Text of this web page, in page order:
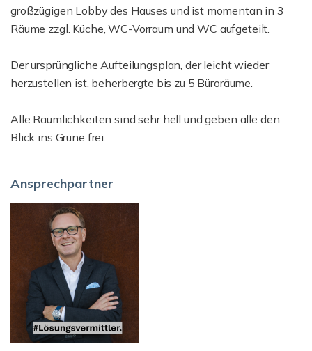
großzügigen Lobby des Hauses und ist momentan in 3
Räume zzgl. Küche, WC-Vorraum und WC aufgeteilt.
Der ursprüngliche Aufteilungsplan, der leicht wieder
herzustellen ist, beherbergte bis zu 5 Büroräume.
Alle Räumlichkeiten sind sehr hell und geben alle den
Blick ins Grüne frei.
Ansprechpartner